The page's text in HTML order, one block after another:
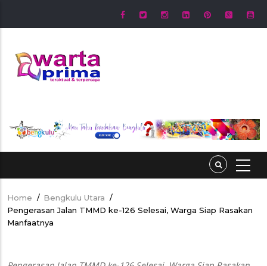
Breadcrumb
Home / Bengkulu Utara /
Pengerasan Jalan TMMD ke-126 Selesai, Warga Siap Rasakan
Manfaatnya